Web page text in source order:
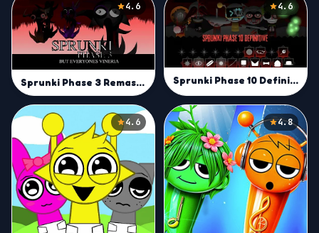
4.6
Sprunki Phase 3 Remastered But Everyone is Vineria
4.6
Sprunki Phase 10 Definitive
4.6 4.8